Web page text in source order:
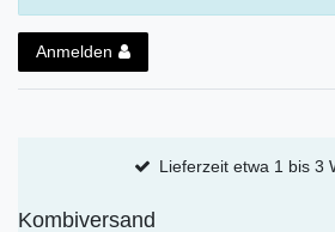
Anmelden
Lieferzeit etwa 1 bis 3
Kombiversand